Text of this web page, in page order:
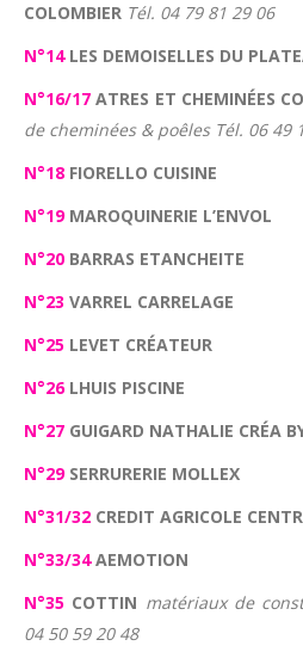
COLOMBIER Tél. 04 79 81 29 06
N°14LES DEMOISELLES DU
N°16/17 ATRES ET CHEMINÉES
de cheminées & poêles Tél. 06 49
N°18 FIORELLO CUISINE
N°19MAROQUINERIE L’ENVOL
N°20 BARRAS ETANCHEITE
N°23 VARREL CARRELAGE
N°25 LEVET CRÉATEUR
N°26LHUIS PISCINE
N°27 GUIGARD NATHALIE CRÉA
N°29SERRURERIE MOLLEX
N°31/32 CREDIT AGRICOLE
N°33/34AEMOTION
N°35 COTTIN matériaux de
04 50 59 20 48